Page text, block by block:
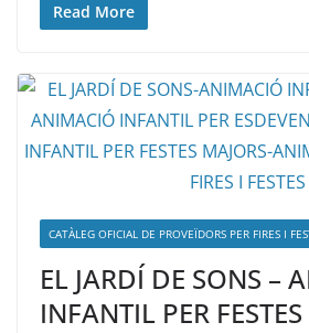
Read More
CATÀLEG OFICIAL DE PROVEÏDORS PER FIRES I
EL JARDÍ DE SONS –
INFANTIL PER FESTES